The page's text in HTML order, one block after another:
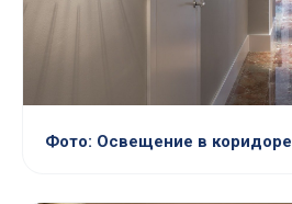
Фото: Освещение в коридоре